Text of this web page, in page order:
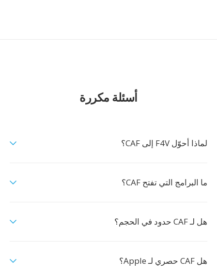
أسئلة مكررة
لماذا أحوّل F4V إلى CAF؟
ما البرامج التي تفتح CAF؟
هل لـ CAF حدود في الحجم؟
هل CAF حصري لـ Apple؟